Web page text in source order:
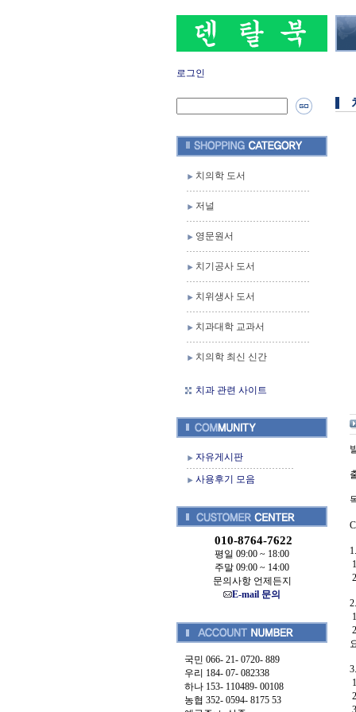
로그인
치의학 도서
저널
영문원서
치기공사 도서
치위생사 도서
치과대학 교과서
치의학 최신 신간
치과 관련 사이트
자유게시판
사용후기 모음
010-8764-7622
평일 09:00 ~ 18:00
주말 09:00 ~ 14:00
문의사항 언제든지
E-mail 문의
국민 066- 21- 0720- 889
우리 184- 07- 082338
하나 153- 110489- 00108
농협 352- 0594- 8175 53